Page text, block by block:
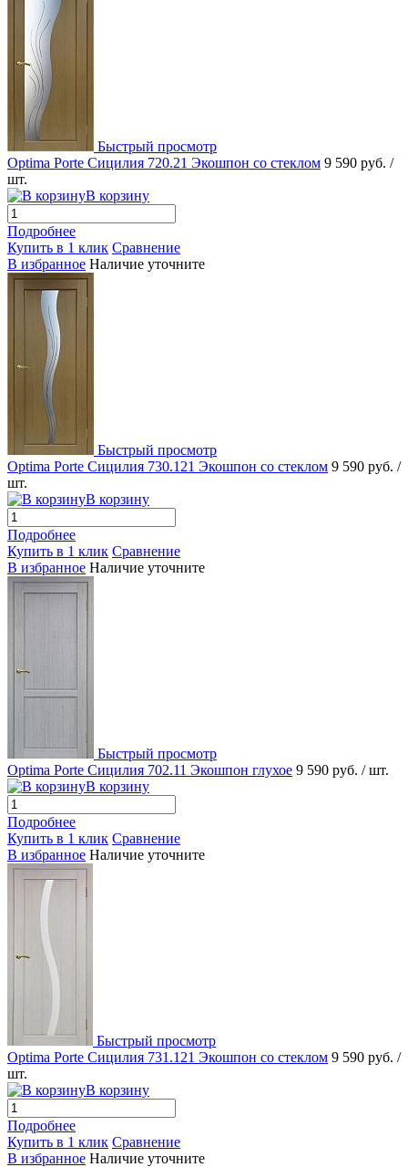
Быстрый просмотр
Optima Porte Сицилия 720.21 Экошпон со стеклом 9 590 руб. /
шт.
В корзину
Подробнее
Купить в 1 клик Сравнение
В избранное Наличие уточните
Быстрый просмотр
Optima Porte Сицилия 730.121 Экошпон со стеклом 9 590 руб. /
шт.
В корзину
Подробнее
Купить в 1 клик Сравнение
В избранное Наличие уточните
Быстрый просмотр
Optima Porte Сицилия 702.11 Экошпон глухое 9 590 руб. / шт.
В корзину
Подробнее
Купить в 1 клик Сравнение
В избранное Наличие уточните
Быстрый просмотр
Optima Porte Сицилия 731.121 Экошпон со стеклом 9 590 руб. /
шт.
В корзину
Подробнее
Купить в 1 клик Сравнение
В избранное Наличие уточните